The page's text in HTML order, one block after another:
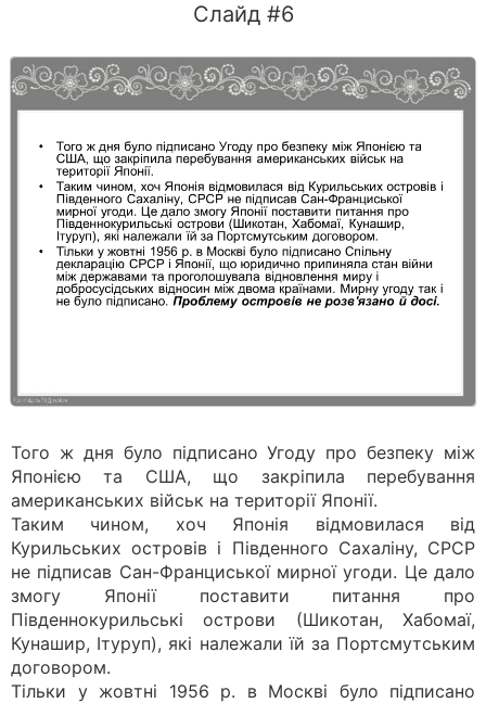
Слайд #6
Того ж дня було підписано Угоду про безпеку між
Японією та США, що закріпила перебування
американських військ на території Японії.
Таким чином, хоч Японія відмовилася від
Курильських островів і Південного Сахаліну, СРСР
не підписав Сан-Франциської мирної угоди. Це дало
змогу Японії поставити питання про
Південнокурильські острови (Шикотан, Хабомаї,
Кунашир, Ітуруп), які належали їй за Портсмутським
договором.
Тільки у жовтні 1956 р. в Москві було підписано